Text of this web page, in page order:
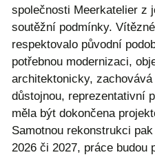
společnosti Meerkatelier z
soutěžní podmínky.
respektovalo původní
potřebnou modernizaci,
architektonicky,
důstojnou, reprezentativní
měla být dokončena
Samotnou rekonstrukci
2026 či 2027, práce budou